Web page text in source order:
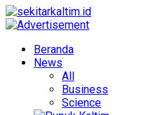
Beranda
News
All
Business
Science